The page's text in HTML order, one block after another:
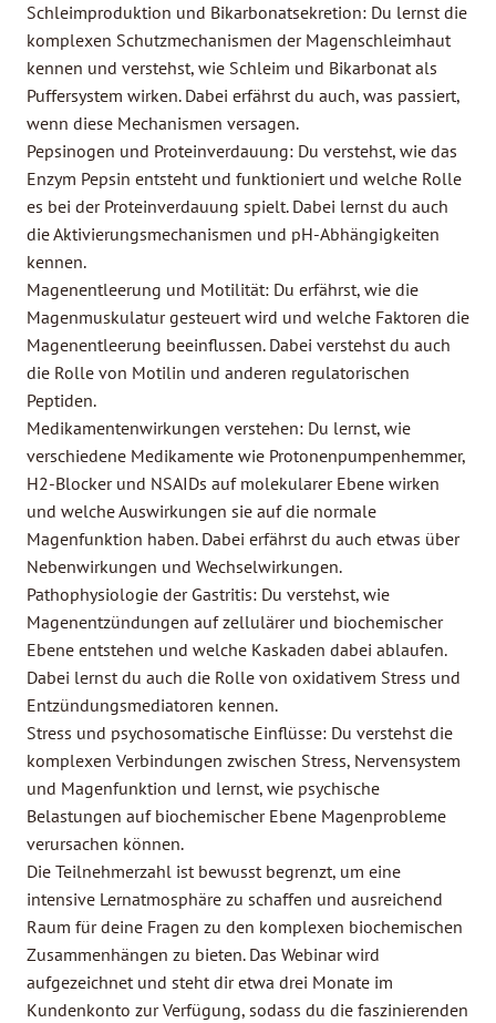
Schleimproduktion und Bikarbonatsekretion: Du lernst die
komplexen Schutzmechanismen der Magenschleimhaut
kennen und verstehst, wie Schleim und Bikarbonat als
Puffersystem wirken. Dabei erfährst du auch, was passiert,
wenn diese Mechanismen versagen.
Pepsinogen und Proteinverdauung: Du verstehst, wie das
Enzym Pepsin entsteht und funktioniert und welche Rolle
es bei der Proteinverdauung spielt. Dabei lernst du auch
die Aktivierungsmechanismen und pH-Abhängigkeiten
kennen.
Magenentleerung und Motilität: Du erfährst, wie die
Magenmuskulatur gesteuert wird und welche Faktoren die
Magenentleerung beeinflussen. Dabei verstehst du auch
die Rolle von Motilin und anderen regulatorischen
Peptiden.
Medikamentenwirkungen verstehen: Du lernst, wie
verschiedene Medikamente wie Protonenpumpenhemmer,
H2-Blocker und NSAIDs auf molekularer Ebene wirken
und welche Auswirkungen sie auf die normale
Magenfunktion haben. Dabei erfährst du auch etwas über
Nebenwirkungen und Wechselwirkungen.
Pathophysiologie der Gastritis: Du verstehst, wie
Magenentzündungen auf zellulärer und biochemischer
Ebene entstehen und welche Kaskaden dabei ablaufen.
Dabei lernst du auch die Rolle von oxidativem Stress und
Entzündungsmediatoren kennen.
Stress und psychosomatische Einflüsse: Du verstehst die
komplexen Verbindungen zwischen Stress, Nervensystem
und Magenfunktion und lernst, wie psychische
Belastungen auf biochemischer Ebene Magenprobleme
verursachen können.
Die Teilnehmerzahl ist bewusst begrenzt, um eine
intensive Lernatmosphäre zu schaffen und ausreichend
Raum für deine Fragen zu den komplexen biochemischen
Zusammenhängen zu bieten. Das Webinar wird
aufgezeichnet und steht dir etwa drei Monate im
Kundenkonto zur Verfügung, sodass du die faszinierenden